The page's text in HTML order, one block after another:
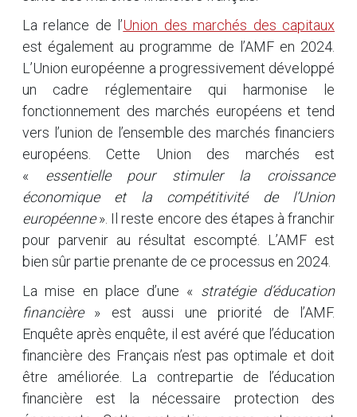
La relance de l’Union des marchés des capitaux
est également au programme de l’AMF en 2024.
L’Union européenne a progressivement développé
un cadre réglementaire qui harmonise le
fonctionnement des marchés européens et tend
vers l’union de l’ensemble des marchés financiers
européens. Cette Union des marchés est
« essentielle pour stimuler la croissance
économique et la compétitivité de l’Union
européenne». Il reste encore des étapes à franchir
pour parvenir au résultat escompté. L’AMF est
bien sûr partie prenante de ce processus en 2024.
La mise en place d’une « stratégie d’éducation
financière» est aussi une priorité de l’AMF.
Enquête après enquête, il est avéré que l’éducation
financière des Français n’est pas optimale et doit
être améliorée. La contrepartie de l’éducation
financière est la nécessaire protection des